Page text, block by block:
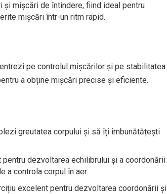
mișcări de întindere, fiind ideal pentru
mișcări într-un ritm rapid.
pe controlul mișcărilor și pe stabilitatea
a obține mișcări precise și eficiente.
greutatea corpului și să îți îmbunătățești
dezvoltarea echilibrului și a coordonării
a controla corpul în aer.
excelent pentru dezvoltarea coordonării și